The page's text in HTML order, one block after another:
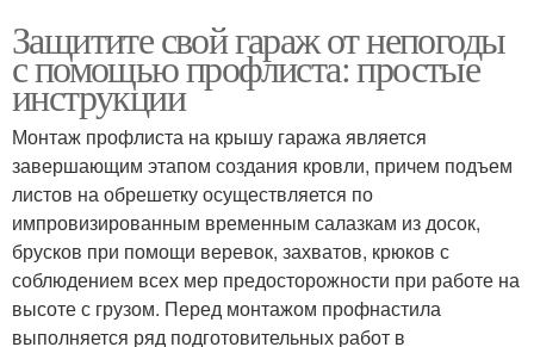
Защитите свой гараж от непогоды
с помощью профлиста: простые
инструкции
Монтаж профлиста на крышу гаража является
завершающим этапом создания кровли, причем подъем
листов на обрешетку осуществляется по
импровизированным временным салазкам из досок,
брусков при помощи веревок, захватов, крюков с
соблюдением всех мер предосторожности при работе на
высоте с грузом. Перед монтажом профнастила
выполняется ряд подготовительных работ в